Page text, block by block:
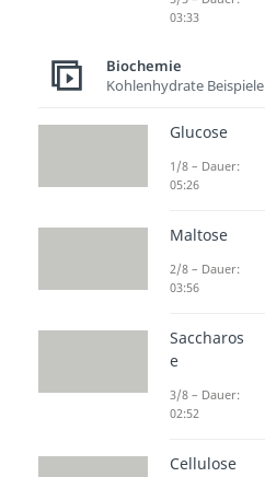
einfach
Die
Inhibitor
Zentrum eines
Weise wird
dasSubstrat
aktive
Da der
dieselbe
03:33
Biochemie
Kohlenhydrate Beispiele
Glucose
1/8 – Dauer:
05:26
Maltose
2/8 – Dauer:
03:56
Saccharos
e
3/8 – Dauer:
02:52
Cellulose